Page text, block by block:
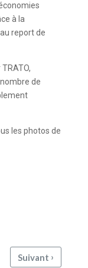
à la
report de
de
les photos de
Suivant ›